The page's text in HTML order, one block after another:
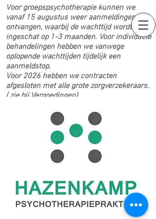
Voor groepspsychotherapie kunnen we
vanaf 15 augustus weer aanmeldingen
ontvangen, waarbij de wachttijd wordt
ingeschat op 1-3 maanden. Voor individuele
behandelingen hebben we vanwege
oplopende wachttijden tijdelijk een
aanmeldstop.
Voor 2026 hebben we contracten
afgesloten met alle grote zorgverzekeraars.
( zie bij Vergoedingen)